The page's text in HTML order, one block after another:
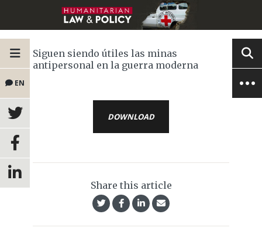
EN
Siguen siendo útiles las minas
antipersonal en la guerra moderna
DOWNLOAD
Share this article